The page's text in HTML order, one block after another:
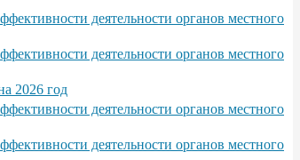
деятельности органов местного
деятельности органов местного
2026 год
деятельности органов местного
деятельности органов местного